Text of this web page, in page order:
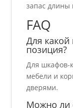
запас длины
FAQ
Для какой
позиция?
Для шкафов-
мебели и
дверями.
Можно ли